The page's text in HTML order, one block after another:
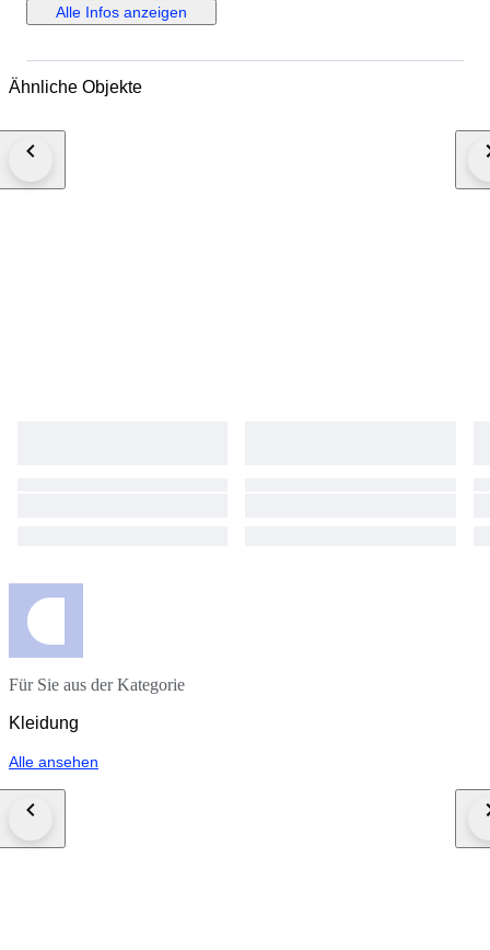
arricchita da un ricercato ricamo floreale realizzato interamente a mano
con paillettes color oro che si sviluppano sul corpetto, sulle maniche e sul
completamente foderato, per un comfort e una struttura impeccabili. Capo
(misure disponibili su richiesta) Prezzo retail €3545 Mai indossato.
Alle Infos anzeigen
Ähnliche Objekte
Für Sie aus der Kategorie
Kleidung
Alle ansehen